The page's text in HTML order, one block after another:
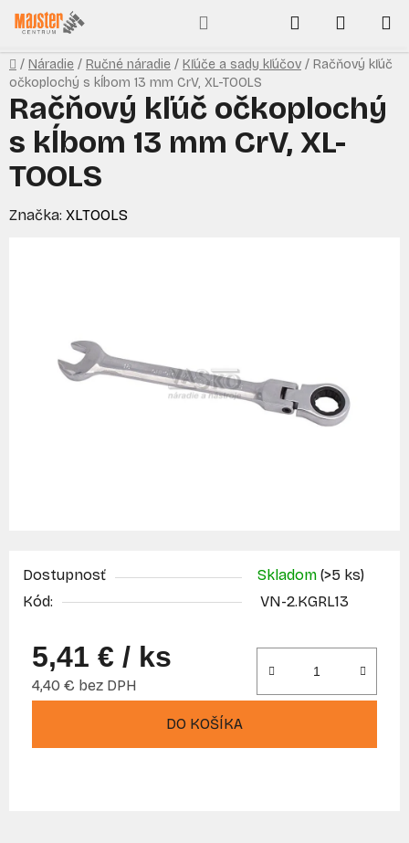
Prejsť
na
obsah
Hľadať
KOŠÍK
Domov
/ Náradie / Ručné náradie / Kľúče a sady kľúčov / Račňový kľúč
očkoplochý s kĺbom 13 mm CrV, XL-TOOLS
Dostupnosť Skladom (>5 ks)
Kód:
VN-2.KGRL13
5,41 € / ks
4,40 € bez DPH
DO KOŠÍKA
Račňový kľúč očkoplochý
s kĺbom 13 mm CrV, XL-
TOOLS
Značka: XLTOOLS